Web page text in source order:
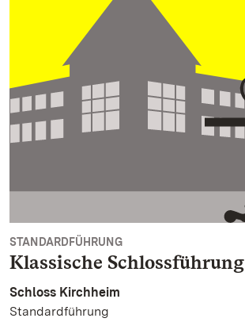
STANDARDFÜHRUNG
Klassische Schlossführung
Schloss Kirchheim
Standardführung